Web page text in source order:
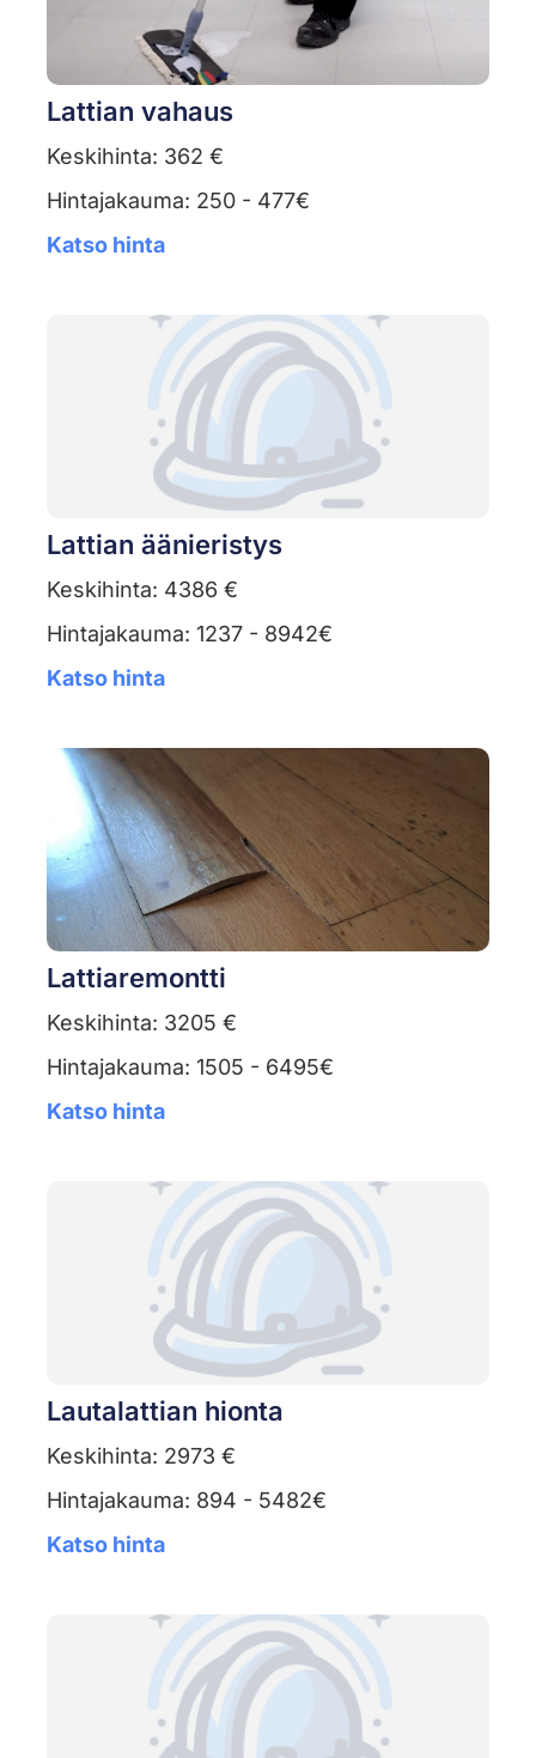
Lattian vahaus
Keskihinta: 362 €
Hintajakauma: 250 - 477€
Katso hinta
Lattian äänieristys
Keskihinta: 4386 €
Hintajakauma: 1237 - 8942€
Katso hinta
Lattiaremontti
Keskihinta: 3205 €
Hintajakauma: 1505 - 6495€
Katso hinta
Lautalattian hionta
Keskihinta: 2973 €
Hintajakauma: 894 - 5482€
Katso hinta